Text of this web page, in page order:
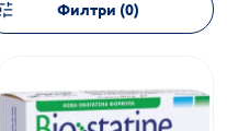
Филтри (0)